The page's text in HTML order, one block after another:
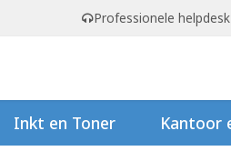
Professionele helpdesk
Inkt en Toner Kantoor